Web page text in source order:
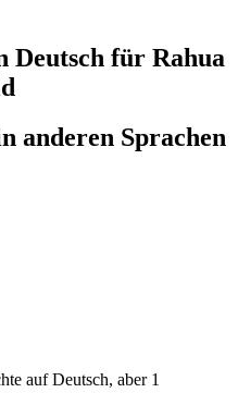
Deutsch für Rahua
anderen Sprachen
auf Deutsch, aber 1